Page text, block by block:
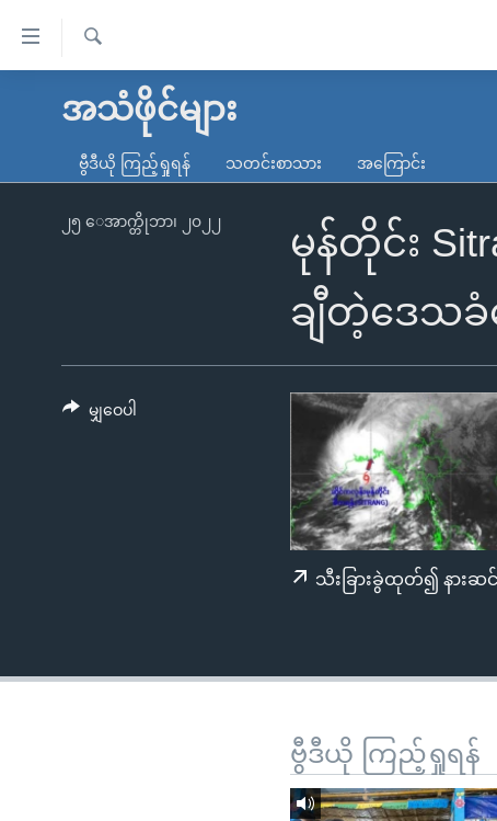
လွယ်ကူ
သည့်
ရန်
မူလစာမျက်နှာ
ကမ္ဘာ့သတင်းများ
နိုင်ငံတကာ
မကြေးမုံရဲ့ အင်္ဂလိပ်စာ
ရေဒီယို
ရေဒီယိုနှင့်ရုပ်သံ အချက်အလက်များ
ရ
အသံဖိုင်များ
ဗွီဒီယို ကြည့်ရှုရန် သတင်းစာသား အကြောင်း
မုန်တိုင်း
ချီတဲ့ဒေသခံ
၂၅ ေအာက္တိုဘာ၊ ၂၀၂၂
သီးခြားခွဲထုတ်၍ နားဆ
မျှဝေပါ
ဗွီဒီယို ကြည့်ရှုရန်